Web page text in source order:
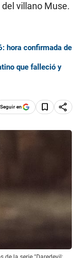
villano Muse.
hora confirmada de
que falleció y
Seguir en